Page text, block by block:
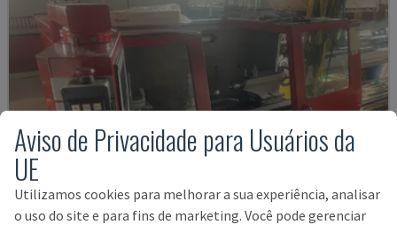
Aviso de Privacidade para Usuários da
UE
Utilizamos cookies para melhorar a sua experiência, analisar
o uso do site e para fins de marketing. Você pode gerenciar